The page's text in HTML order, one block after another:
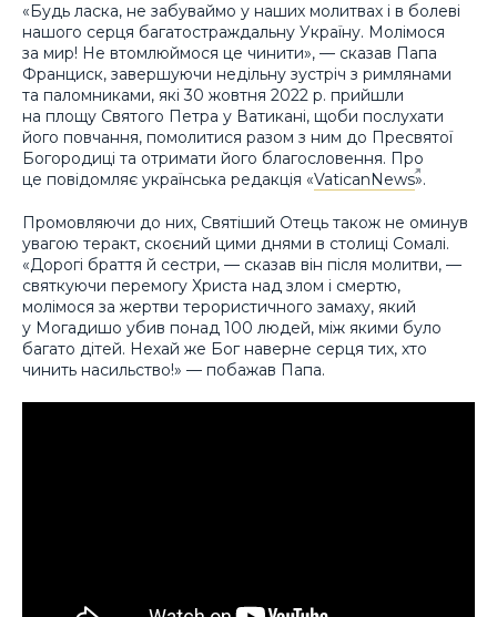
«Будь ласка, не забуваймо у наших молитвах і в болеві
нашого серця багатостраждальну Україну. Молімося
за мир! Не втомлюймося це чинити», — сказав Папа
Франциск, завершуючи недільну зустріч з римлянами
та паломниками, які 30 жовтня 2022 р. прийшли
на площу Святого Петра у Ватикані, щоби послухати
його повчання, помолитися разом з ним до Пресвятої
Богородиці та отримати його благословення. Про
це повідомляє українська редакція «VaticanNews».
Промовляючи до них, Святіший Отець також не оминув
увагою теракт, скоєний цими днями в столиці Сомалі.
«Дорогі браття й сестри, — сказав він після молитви, —
святкуючи перемогу Христа над злом і смертю,
молімося за жертви терористичного замаху, який
у Могадишо убив понад 100 людей, між якими було
багато дітей. Нехай же Бог наверне серця тих, хто
чинить насильство!» — побажав Папа.